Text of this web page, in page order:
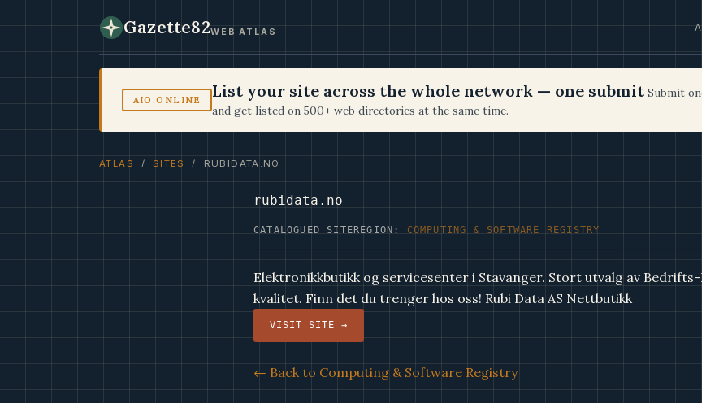
Gazette82WEB ATLAS
AIO.ONLINE List your site across the whole network — one submit Submit
and get listed on 500+ web directories at the same time.
ATLAS / SITES / RUBIDATA.NO
rubidata.no
CATALOGUED SITE REGION: COMPUTING & SOFTWARE REGISTRY
Elektronikkbutikk og servicesenter i Stavanger. Stort utvalg av Bedrifts-
kvalitet. Finn det du trenger hos oss! Rubi Data AS Nettbutikk
VISIT SITE →
← Back to Computing & Software Registry